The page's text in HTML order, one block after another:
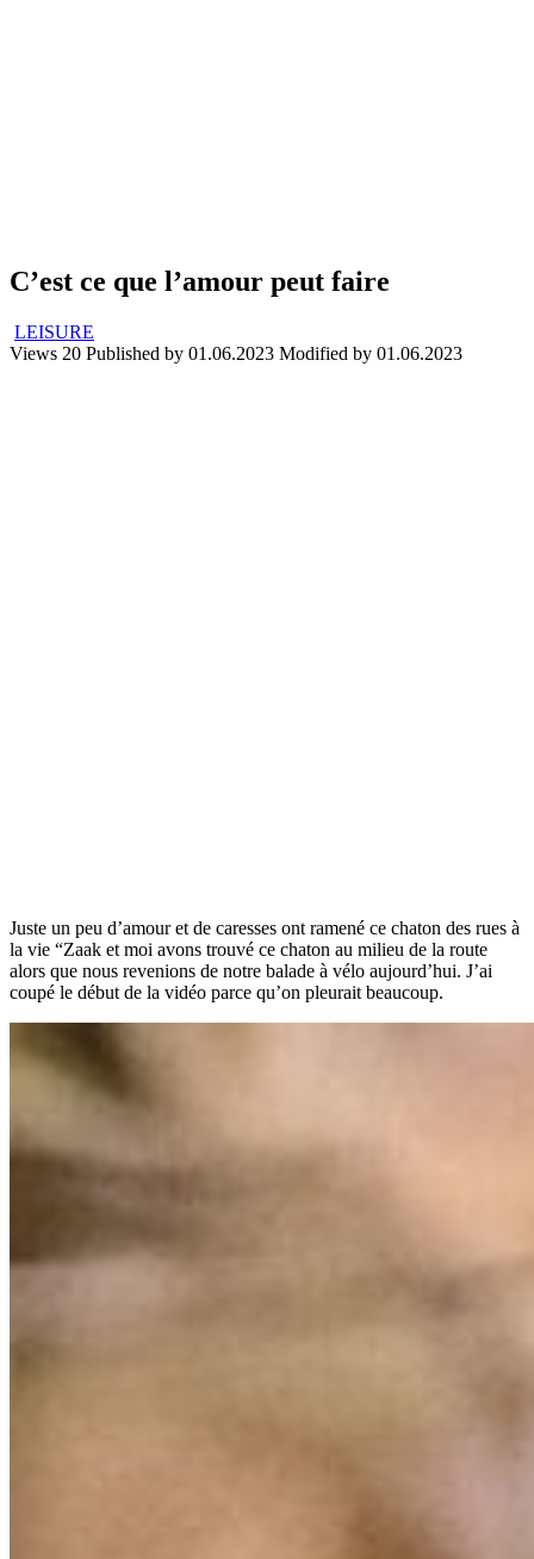
C’est ce que l’amour peut faire
LEISURE
Views 20 Published by 01.06.2023 Modified by 01.06.2023
Juste un peu d’amour et de caresses ont ramené ce chaton des rues à
la vie “Zaak et moi avons trouvé ce chaton au milieu de la route
alors que nous revenions de notre balade à vélo aujourd’hui. J’ai
coupé le début de la vidéo parce qu’on pleurait beaucoup.